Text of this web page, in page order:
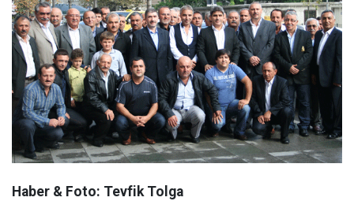
Haber & Foto: Tevfik Tolga